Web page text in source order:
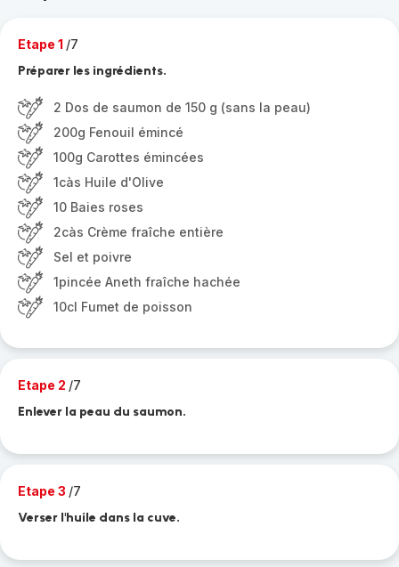
Etape 1 /7
Préparer les ingrédients.
2 Dos de saumon de 150 g (sans la peau)
200g Fenouil émincé
100g Carottes émincées
1càs Huile d'Olive
10 Baies roses
2càs Crème fraîche entière
Sel et poivre
1pincée Aneth fraîche hachée
10cl Fumet de poisson
Etape 2 /7
Enlever la peau du saumon.
Etape 3 /7
Verser l'huile dans la cuve.